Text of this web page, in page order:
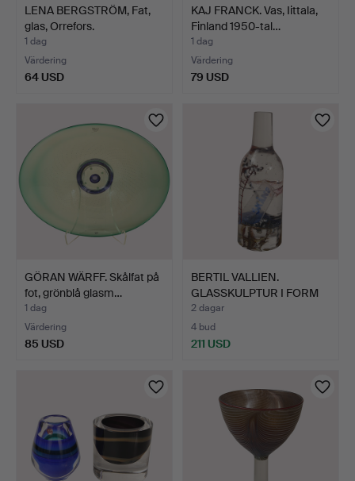
LENA BERGSTRÖM, Fat,
glas, Orrefors.
1 dag
Värdering
64 USD
KAJ FRANCK. Vas, Iittala,
Finland 1950-tal…
1 dag
Värdering
79 USD
GÖRAN WÄRFF. Skålfat på
fot, grönblå glasm…
1 dag
Värdering
85 USD
BERTIL VALLIEN.
GLASSKULPTUR I FORM
AV EN …
2 dagar
4 bud
211 USD